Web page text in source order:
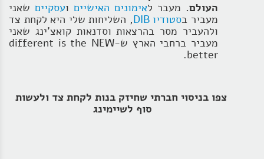
העולם. מעבר לאימונים האישיים ועסקיים שאני
מעביר בסטודיו DIB
, השליחות שלי היא לקחת צד
ולהעביר מסר בהרצאות וסדנאות קואצ'ינג שאני
מעביר ברחבי הארץ ש-different is the NEW
better.
צפו בניסוי חברתי שחיזק בנות לקחת צד ולעשות
סוף לשיימינג